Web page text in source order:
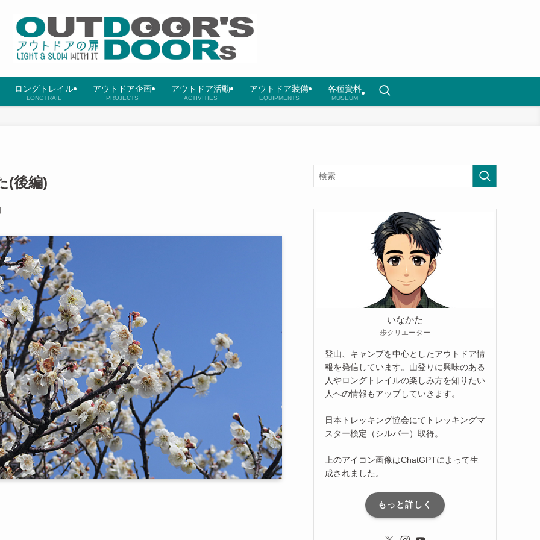
ロングトレイル
LONGTRAIL
アウトドア企画
PROJECTS
アウトドア活動
ACTIVITIES
アウトドア装備
EQUIPMENTS
各種資料
MUSEUM
(後編)
いなかた
歩クリエーター
登山、キャンプを中心としたアウトドア情
報を発信しています。山登りに興味のある
人やロングトレイルの楽しみ方を知りたい
人への情報もアップしていきます。
日本トレッキング協会にてトレッキングマ
スター検定（シルバー）取得。
上のアイコン画像はChatGPTによって生
成されました。
もっと詳しく